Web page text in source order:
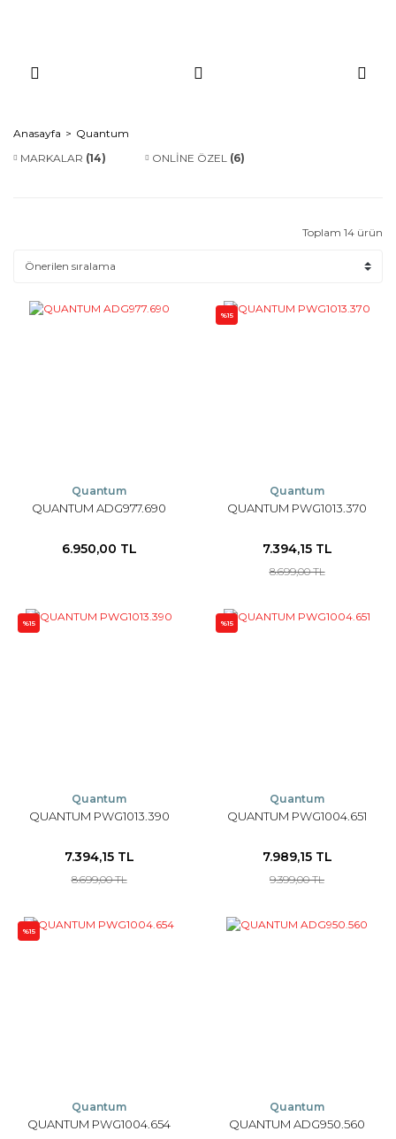
Anasayfa
Quantum
MARKALAR (14) ONLİNE ÖZEL (6)
Toplam 14 ürün
Quantum
QUANTUM ADG977.690
6.950,00 TL
%15
Quantum
QUANTUM PWG1013.370
7.394,15 TL
8.699,00 TL
%15
Quantum
QUANTUM PWG1013.390
7.394,15 TL
8.699,00 TL
%15
Quantum
QUANTUM PWG1004.651
7.989,15 TL
9.399,00 TL
%15
Quantum
QUANTUM PWG1004.654
Quantum
QUANTUM ADG950.560